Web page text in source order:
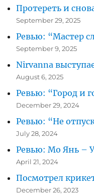
Протереть и
September 29, 2025
Ревью: “Мастер
September 9, 2025
Nirvanna
August 6, 2025
Ревью: “Город и
December 29, 2024
Ревью: “Не
July 28, 2024
Ревью: Мо Янь –
April 21, 2024
Посмотрел
December 26, 2023